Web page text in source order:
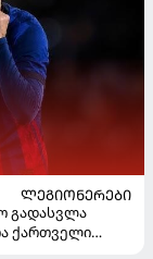
ᲚᲔᲒᲘᲝᲜᲔᲠᲔᲑᲘ
გადასვლა
ქართველი